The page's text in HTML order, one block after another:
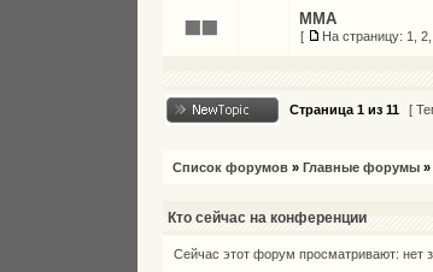
MMA
[ На страницу: 1 ,2
Страница1 из11 [
Список форумов »Главные форумы
Кто сейчас на конференции
Сейчас этот форум просматривают: нет